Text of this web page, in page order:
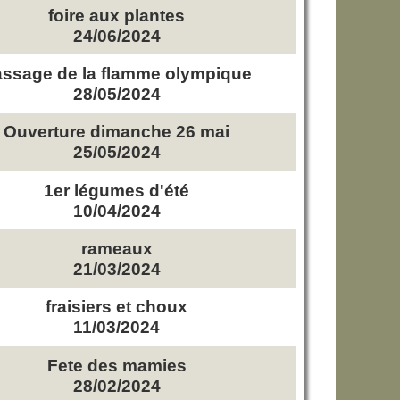
foire aux plantes
24/06/2024
de la flamme olympique
28/05/2024
Ouverture dimanche 26 mai
25/05/2024
1er légumes d'été
10/04/2024
rameaux
21/03/2024
fraisiers et choux
11/03/2024
Fete des mamies
28/02/2024